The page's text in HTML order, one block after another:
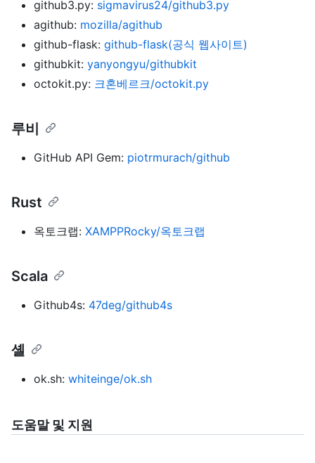
github3.py: sigmavirus24/github3.py
agithub: mozilla/agithub
github-flask: github-flask(공식 웹사이트)
githubkit: yanyongyu/githubkit
octokit.py: 크혼베르크/octokit.py
루비
GitHub API Gem: piotrmurach/github
Rust
옥토크랩: XAMPPRocky/옥토크랩
Scala
Github4s: 47deg/github4s
셸
ok.sh: whiteinge/ok.sh
도움말 및 지원